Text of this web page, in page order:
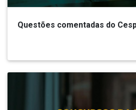
Questões comentadas do